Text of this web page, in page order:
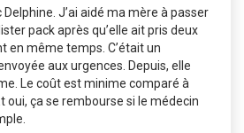
Delphine. J’ai aidé ma mère à passer
pack après qu’elle ait pris deux
en même temps. C’était un
aux urgences. Depuis, elle
Le coût est minime comparé à
oui, ça se rembourse si le médecin